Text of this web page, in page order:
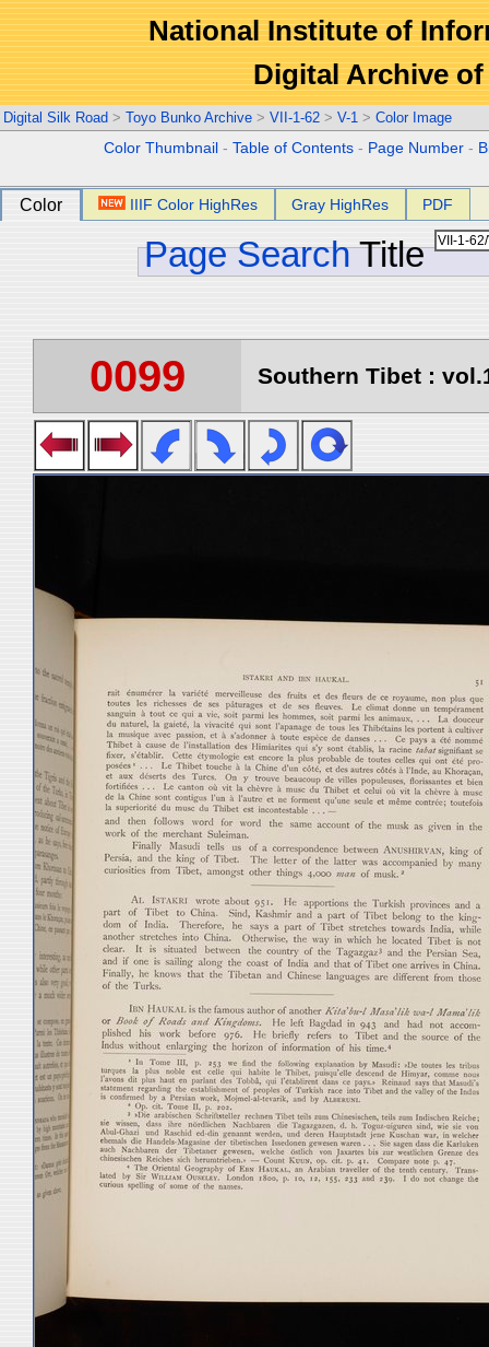
National Institute of
Digital Archive
Digital Silk Road > Toyo Bunko Archive > VII-1-62 > V-1 > Color Image
Color Thumbnail -Table of Contents - Page Number -
Color IIIF Color HighRes Gray HighRes PDF
Page Search Title
0099 Southern Tibet :